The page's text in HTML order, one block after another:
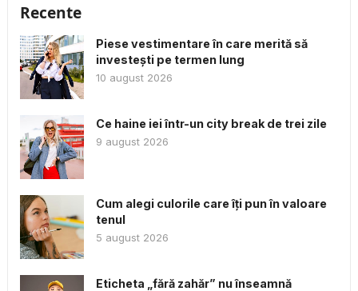
Recente
Piese vestimentare în care merită să
investești pe termen lung
10 august 2026
Ce haine iei într-un city break de trei zile
9 august 2026
Cum alegi culorile care îți pun în valoare
tenul
5 august 2026
Eticheta „fără zahăr” nu înseamnă